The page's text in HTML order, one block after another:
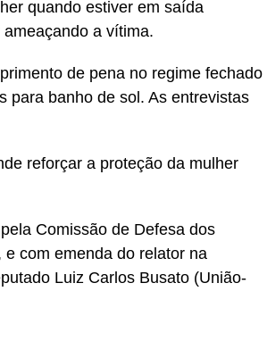
quando estiver em saída
a vítima.
de pena no regime fechado
para banho de sol. As entrevistas
reforçar a proteção da mulher
Comissão de Defesa dos
com emenda do relator na
Luiz Carlos Busato (União-